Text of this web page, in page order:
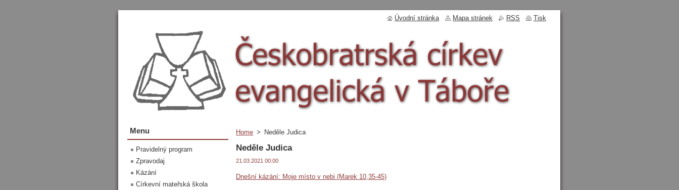
Home > Neděle Judica
Neděle Judica
21.03.2021 00:00
Dnešní kázání: Moje místo v nebi (Marek 10,35-45)
Menu
Pravidelný program
Zpravodaj
Kázání
Církevní mateřská škola
Úvodní stránka Mapa stránek RSS Tisk